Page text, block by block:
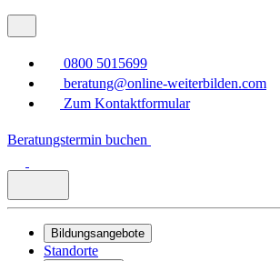
0800 5015699
beratung@online-weiterbilden.com
Zum Kontaktformular
Beratungstermin buchen
Bildungsangebote
Standorte